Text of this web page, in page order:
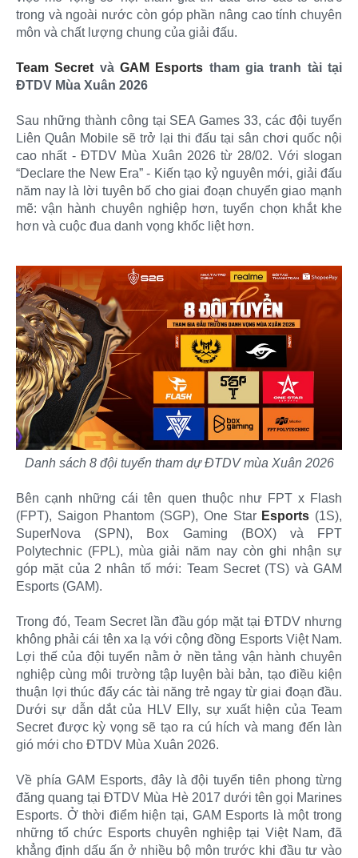
trong và ngoài nước còn góp phần nâng cao tính chuyên
môn và chất lượng chung của giải đấu.
Team Secret vàGAM Esports tham gia tranh tài tại
ĐTDV Mùa Xuân 2026
Sau những thành công tại SEA Games 33, các đội tuyển
Liên Quân Mobile sẽ trở lại thi đấu tại sân chơi quốc nội
cao nhất - ĐTDV Mùa Xuân 2026 từ 28/02. Với slogan
“Declare the New Era” - Kiến tạo kỷ nguyên mới, giải đấu
năm nay là lời tuyên bố cho giai đoạn chuyển giao mạnh
mẽ: vận hành chuyên nghiệp hơn, tuyển chọn khắt khe
hơn và cuộc đua danh vọng khốc liệt hơn.
Danh sách 8 đội tuyển tham dự ĐTDV mùa Xuân 2026
Bên cạnh những cái tên quen thuộc như FPT x Flash
(FPT), Saigon Phantom (SGP), One Star Esports (1S),
SuperNova (SPN), Box Gaming (BOX) và FPT
Polytechnic (FPL), mùa giải năm nay còn ghi nhận sự
góp mặt của 2 nhân tố mới: Team Secret (TS) và GAM
Esports (GAM).
Trong đó, Team Secret lần đầu góp mặt tại ĐTDV nhưng
không phải cái tên xa lạ với cộng đồng Esports Việt Nam.
Lợi thế của đội tuyển nằm ở nền tảng vận hành chuyên
nghiệp cùng môi trường tập luyện bài bản, tạo điều kiện
thuận lợi thúc đẩy các tài năng trẻ ngay từ giai đoạn đầu.
Dưới sự dẫn dắt của HLV Elly, sự xuất hiện của Team
Secret được kỳ vọng sẽ tạo ra cú hích và mang đến làn
gió mới cho ĐTDV Mùa Xuân 2026.
Về phía GAM Esports, đây là đội tuyển tiên phong từng
đăng quang tại ĐTDV Mùa Hè 2017 dưới tên gọi Marines
Esports. Ở thời điểm hiện tại, GAM Esports là một trong
những tổ chức Esports chuyên nghiệp tại Việt Nam, đã
khẳng định dấu ấn ở nhiều bộ môn trước khi đầu tư vào